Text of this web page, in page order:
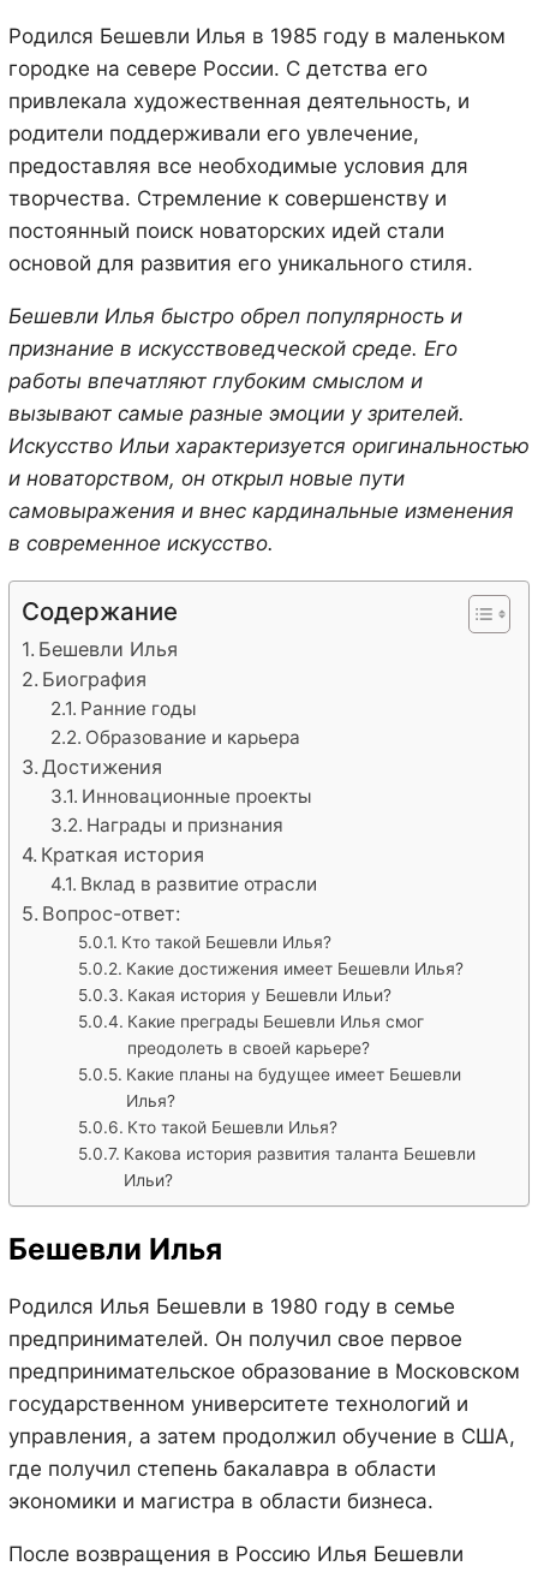
Родился Бешевли Илья в 1985 году в маленьком
городке на севере России. С детства его
привлекала художественная деятельность, и
родители поддерживали его увлечение,
предоставляя все необходимые условия для
творчества. Стремление к совершенству и
постоянный поиск новаторских идей стали
основой для развития его уникального стиля.
Бешевли Илья быстро обрел популярность и
признание в искусствоведческой среде. Его
работы впечатляют глубоким смыслом и
вызывают самые разные эмоции у зрителей.
Искусство Ильи характеризуется оригинальностью
и новаторством, он открыл новые пути
самовыражения и внес кардинальные изменения
в современное искусство.
Содержание
Бешевли Илья
Биография
Ранние годы
Образование и карьера
Достижения
Инновационные проекты
Награды и признания
Краткая история
Вклад в развитие отрасли
Вопрос-ответ:
Кто такой Бешевли Илья?
Какие достижения имеет Бешевли Илья?
Какая история у Бешевли Ильи?
Какие преграды Бешевли Илья смог
преодолеть в своей карьере?
Какие планы на будущее имеет Бешевли
Илья?
Кто такой Бешевли Илья?
Какова история развития таланта Бешевли
Ильи?
Бешевли Илья
Родился Илья Бешевли в 1980 году в семье
предпринимателей. Он получил свое первое
предпринимательское образование в Московском
государственном университете технологий и
управления, а затем продолжил обучение в США,
где получил степень бакалавра в области
экономики и магистра в области бизнеса.
После возвращения в Россию Илья Бешевли